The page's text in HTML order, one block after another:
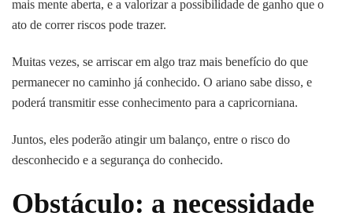
mais mente aberta, e a valorizar a possibilidade de ganho que o
ato de correr riscos pode trazer.
Muitas vezes, se arriscar em algo traz mais benefício do que
permanecer no caminho já conhecido. O ariano sabe disso, e
poderá transmitir esse conhecimento para a capricorniana.
Juntos, eles poderão atingir um balanço, entre o risco do
desconhecido e a segurança do conhecido.
Obstáculo: a necessidade